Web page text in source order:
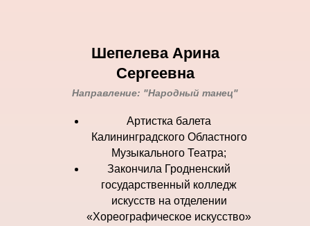
Шепелева Арина
Сергеевна
Направление: "Народный танец"
Артистка балета
Калининградского Областного
Музыкального Театра;
Закончила Гродненский
государственный колледж
искусств на отделении
«Хореографическое искусство»